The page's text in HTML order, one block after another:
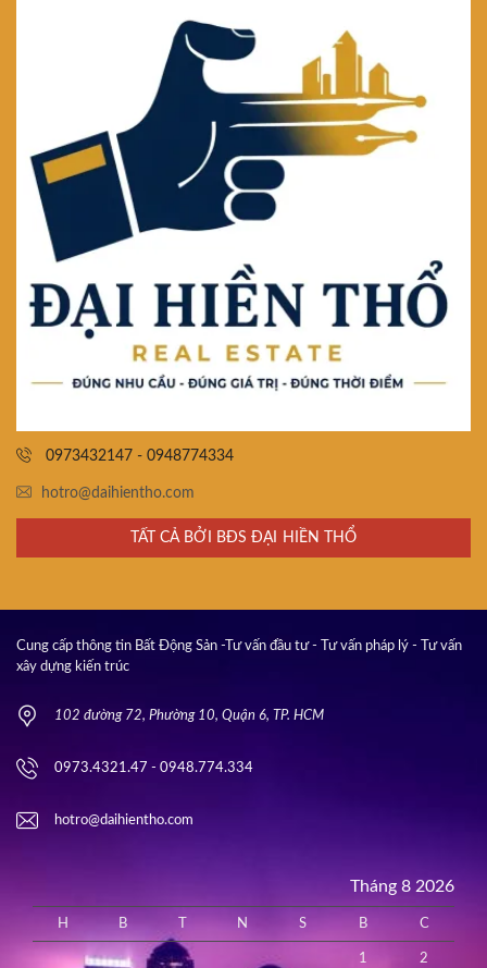
0973432147 - 0948774334
hotro@daihientho.com
TẤT CẢ BỞI BĐS ĐẠI HIỀN THỔ
Cung cấp thông tin Bất Động Sản -Tư vấn đầu tư - Tư vấn pháp lý - Tư vấn
xây dựng kiến trúc
102 đường 72, Phường 10, Quận 6, TP. HCM
0973.4321.47 - 0948.774.334
hotro@daihientho.com
Tháng 8 2026
H B N S B C
1 2